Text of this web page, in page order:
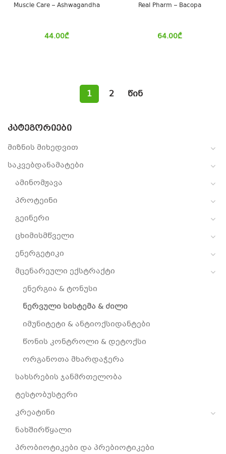
ᲙᲐᲢᲔᲒᲝᲠᲘᲔᲑᲘ
მიზნის მიხედვით
საკვებდანამატები
ამინომჟავა
პროტეინი
გეინერი
ცხიმისმწველი
ენერგეტიკი
მცენარეული ექსტრაქტი
ენერგია & ტონუსი
ნერვული სისტემა & ძილი
იმუნიტეტი & ანტიოქსიდანტები
წონის კონტროლი & დეტოქსი
ორგანოთა მხარდაჭერა
სახსრების ჯანმრთელობა
ტესტობუსტერი
კრეატინი
ნახშირწყალი
პრობიოტიკები და პრებიოტიკები
Muscle Care – Ashwagandha
44.00₾
Real Pharm – Bacopa
64.00₾
1 2 წინ